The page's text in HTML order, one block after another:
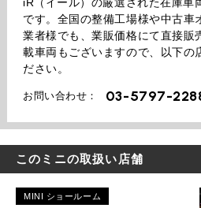
です。全国の整備工場様や中古車
業者様でも、業販価格にて直接販
載車両もございますので、以下の
ださい。
お問い合わせ： 03-5797-
このミニの取扱い店舗
MINI ショールーム